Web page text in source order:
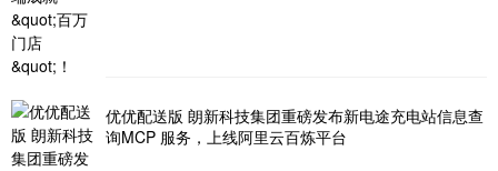
优优配送版 朗新科技集团重磅发布新电途充电站信息查
询MCP 服务，上线阿里云百炼平台